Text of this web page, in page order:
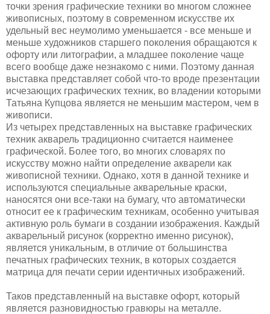
точки зрения графические техники во многом сложнее
живописных, поэтому в современном искусстве их
удельный вес неумолимо уменьшается - все меньше и
меньше художников старшего поколения обращаются к
офорту или литографии, а младшее поколение чаще
всего вообще даже незнакомо с ними. Поэтому данная
выставка представляет собой что-то вроде презентации
исчезающих графических техник, во владении которыми
Татьяна Купцова является не меньшим мастером, чем в
живописи.
Из четырех представленных на выставке графических
техник акварель традиционно считается наименее
графической. Более того, во многих словарях по
искусству можно найти определение акварели как
живописной техники. Однако, хотя в данной технике и
используются специальные акварельные краски,
наносятся они все-таки на бумагу, что автоматически
относит ее к графическим техникам, особенно учитывая
активную роль бумаги в создании изображения. Каждый
акварельный рисунок (корректно именно рисунок),
является уникальным, в отличие от большинства
печатных графических техник, в которых создается
матрица для печати серии идентичных изображений.
Таков представленный на выставке офорт, который
является разновидностью гравюры на металле.